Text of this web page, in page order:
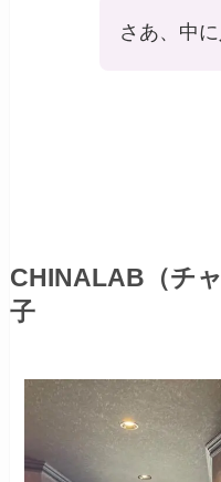
さあ、中
CHINALAB（チ
子